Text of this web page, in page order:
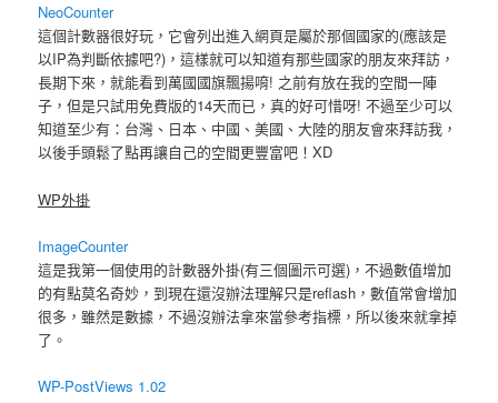
NeoCounter
這個計數器很好玩，它會列出進入網頁是屬於那個國家的(應該是
以IP為判斷依據吧?)，這樣就可以知道有那些國家的朋友來拜訪，
長期下來，就能看到萬國國旗飄揚唷! 之前有放在我的空間一陣
子，但是只試用免費版的14天而已，真的好可惜呀! 不過至少可以
知道至少有：台灣、日本、中國、美國、大陸的朋友會來拜訪我，
以後手頭鬆了點再讓自己的空間更豐富吧！XD
WP外掛
ImageCounter
這是我第一個使用的計數器外掛(有三個圖示可選)，不過數值增加
的有點莫名奇妙，到現在還沒辦法理解只是reflash，數值常會增加
很多，雖然是數據，不過沒辦法拿來當參考指標，所以後來就拿掉
了。
WP-PostViews 1.02